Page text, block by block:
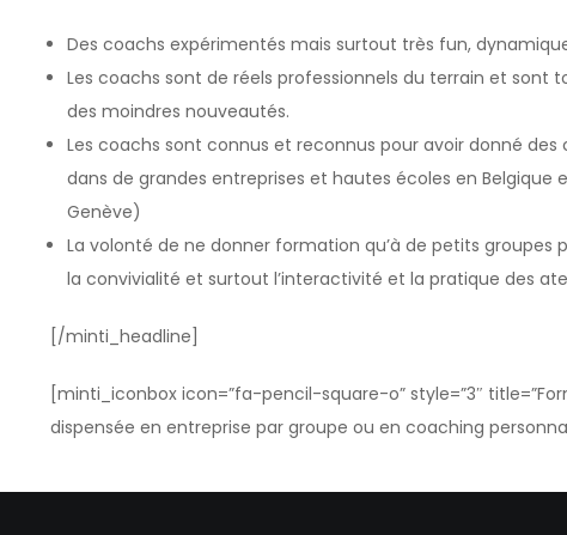
Des coachs expérimentés mais surtout très fun,
Les coachs sont de réels professionnels du terrain et sont
des moindres nouveautés.
Les coachs sont connus et reconnus pour avoir donné des
dans de grandes entreprises et hautes écoles en Belgique
Genève)
La volonté de ne donner formation qu’à de petits groupes
la convivialité et surtout l’interactivité et la pratique des
[/minti_headline]
[minti_iconbox icon=”fa-pencil-square-o” style=”3″
dispensée en entreprise par groupe ou en coaching